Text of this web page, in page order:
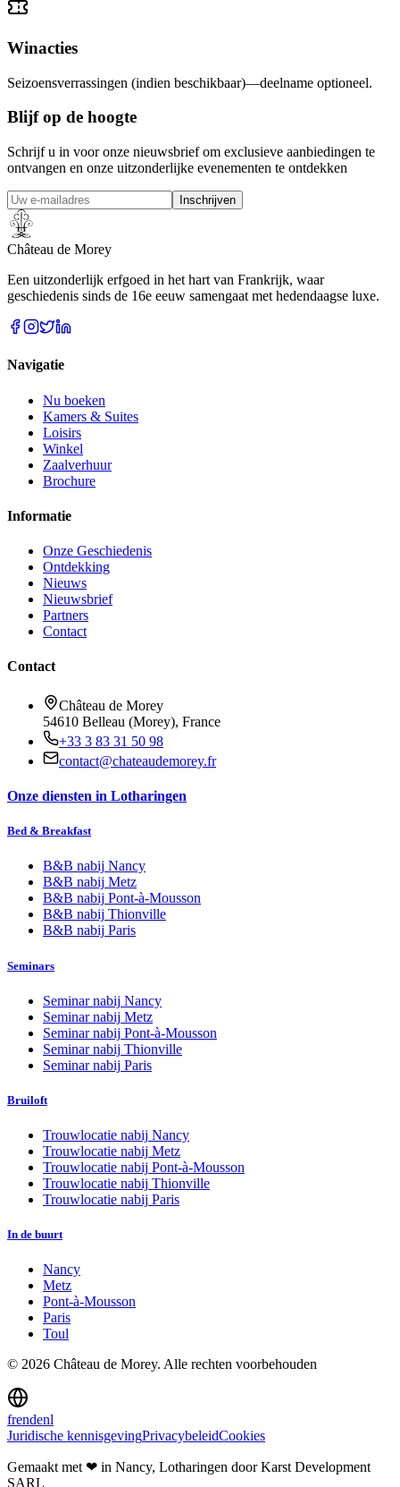
Winacties
Seizoensverrassingen (indien beschikbaar)—deelname optioneel.
Blijf op de hoogte
Schrijf u in voor onze nieuwsbrief om exclusieve aanbiedingen te
ontvangen en onze uitzonderlijke evenementen te ontdekken
Inschrijven
Château de Morey
Een uitzonderlijk erfgoed in het hart van Frankrijk, waar
geschiedenis sinds de 16e eeuw samengaat met hedendaagse luxe.
Navigatie
Nu boeken
Kamers & Suites
Loisirs
Winkel
Zaalverhuur
Brochure
Informatie
Onze Geschiedenis
Ontdekking
Nieuws
Nieuwsbrief
Partners
Contact
Contact
Château de Morey
54610 Belleau (Morey), France
+33 3 83 31 50 98
contact@chateaudemorey.fr
Onze diensten in Lotharingen
Bed & Breakfast
B&B nabij Nancy
B&B nabij Metz
B&B nabij Pont-à-Mousson
B&B nabij Thionville
B&B nabij Paris
Seminars
Seminar nabij Nancy
Seminar nabij Metz
Seminar nabij Pont-à-Mousson
Seminar nabij Thionville
Seminar nabij Paris
Bruiloft
Trouwlocatie nabij Nancy
Trouwlocatie nabij Metz
Trouwlocatie nabij Pont-à-Mousson
Trouwlocatie nabij Thionville
Trouwlocatie nabij Paris
In de buurt
Nancy
Metz
Pont-à-Mousson
Paris
Toul
© 2026 Château de Morey. Alle rechten voorbehouden
frendenl
Juridische kennisgevingPrivacybeleidCookies
Gemaakt met ❤ in Nancy, Lotharingen door Karst Development
SARL